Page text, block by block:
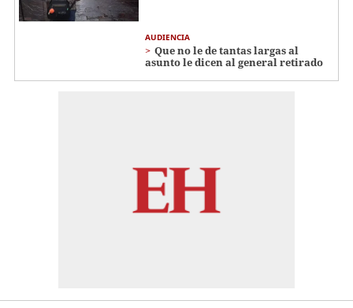
AUDIENCIA
Que no le de tantas largas al
asunto le dicen al general retirado